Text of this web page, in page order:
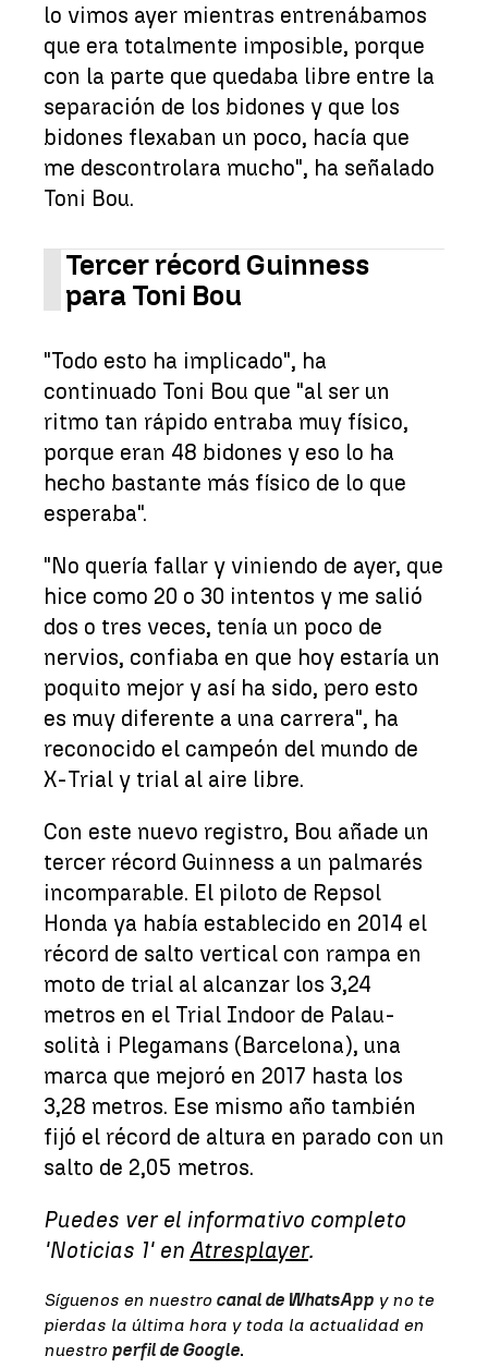
lo vimos ayer mientras entrenábamos
que era totalmente imposible, porque
con la parte que quedaba libre entre la
separación de los bidones y que los
bidones flexaban un poco, hacía que
me descontrolara mucho", ha señalado
Toni Bou.
Tercer récord Guinness
para Toni Bou
"Todo esto ha implicado", ha
continuado Toni Bou que "al ser un
ritmo tan rápido entraba muy físico,
porque eran 48 bidones y eso lo ha
hecho bastante más físico de lo que
esperaba".
"No quería fallar y viniendo de ayer, que
hice como 20 o 30 intentos y me salió
dos o tres veces, tenía un poco de
nervios, confiaba en que hoy estaría un
poquito mejor y así ha sido, pero esto
es muy diferente a una carrera", ha
reconocido el campeón del mundo de
X-Trial y trial al aire libre.
Con este nuevo registro, Bou añade un
tercer récord Guinness a un palmarés
incomparable. El piloto de Repsol
Honda ya había establecido en 2014 el
récord de salto vertical con rampa en
moto de trial al alcanzar los 3,24
metros en el Trial Indoor de Palau-
solità i Plegamans (Barcelona), una
marca que mejoró en 2017 hasta los
3,28 metros. Ese mismo año también
fijó el récord de altura en parado con un
salto de 2,05 metros.
Puedes ver el informativo completo
'Noticias 1' en Atresplayer.
Síguenos en nuestro canal de WhatsApp y no te
pierdas la última hora y toda la actualidad en
nuestro perfil de Google.